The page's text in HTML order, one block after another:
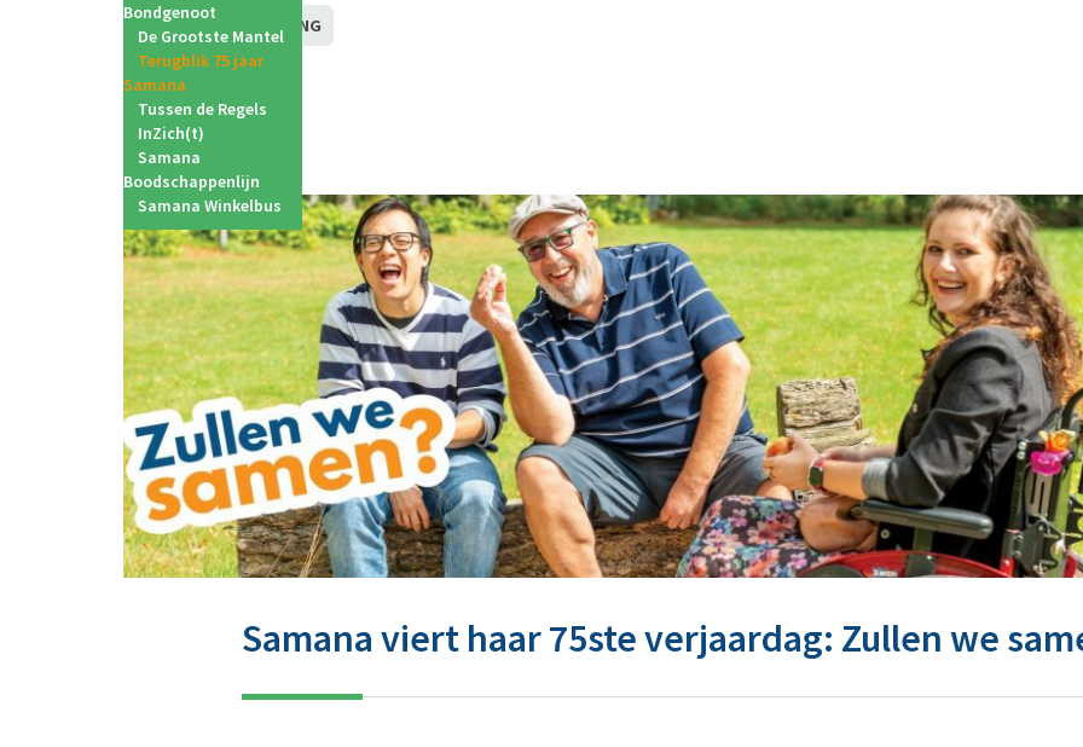
BELANGENBEHARTIGING
INFORMATIE
PROJECTEN
Bondgenoot
De Grootste Mantel
Terugblik 75 jaar
Samana
Tussen de Regels
InZich(t)
Samana
Boodschappenlijn
Samana Winkelbus
Samana viert haar 75ste verjaardag: Zullen we